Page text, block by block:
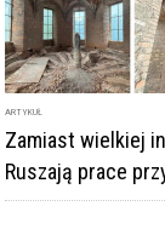
ARTYKUŁ
Zamiast wielkiej
Ruszają prace